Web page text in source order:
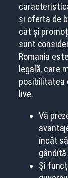
și oferta de
cât și
sunt
Romania
legală, care
posibilitatea
live.
Vă
încât
gândită.
Și